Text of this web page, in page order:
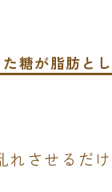
糖が脂肪とし
れさせるだけ